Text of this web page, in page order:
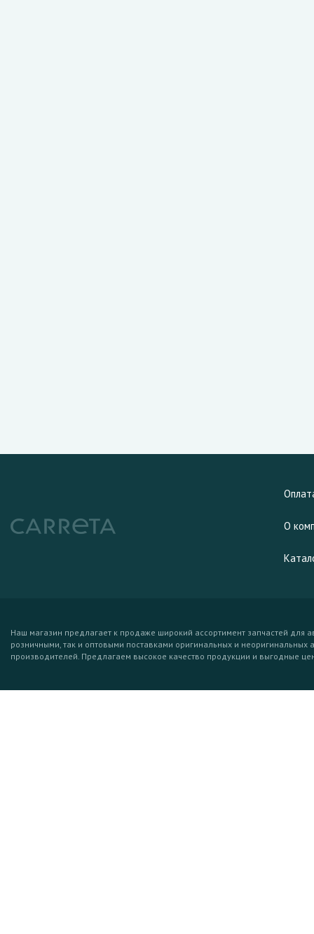
О
Наш магазин предлагает к продаже широкий ассортимент запчастей для
розничными, так и оптовыми поставками оригинальных и неоригинальных
производителей. Предлагаем высокое качество продукции и выгодные